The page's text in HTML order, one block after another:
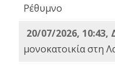
Ρέθυμνο
20/07/2026, 10:43,
μονοκατοικία στη